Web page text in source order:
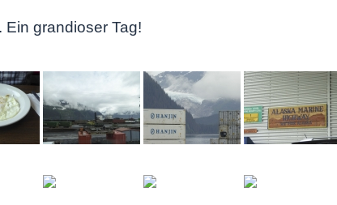
grandioser Tag!